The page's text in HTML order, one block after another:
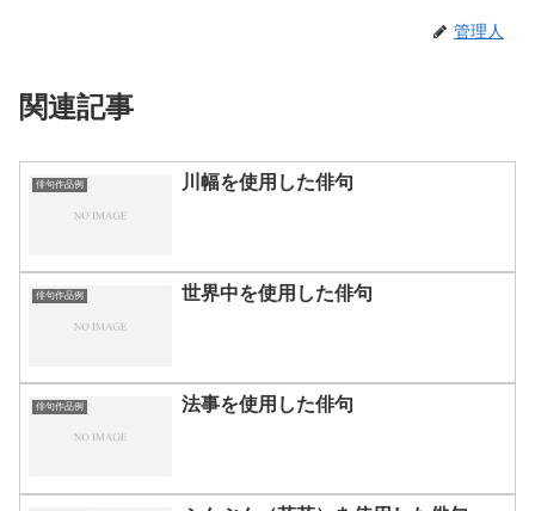
管理人
関連記事
俳句作品例 川幅を使用した俳句
俳句作品例 世界中を使用した俳句
俳句作品例 法事を使用した俳句